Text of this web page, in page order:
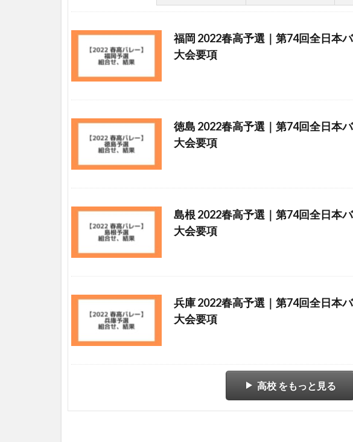
福岡 2022春高予選｜第74回全日本
大会要項
徳島 2022春高予選｜第74回全日本
大会要項
島根 2022春高予選｜第74回全日本
大会要項
兵庫 2022春高予選｜第74回全日本
大会要項
高校 をもっと見る